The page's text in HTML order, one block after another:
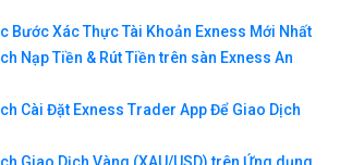
Bước Xác Thực Tài Khoản Exness Mới Nhất
Nạp Tiền & Rút Tiền trên sàn Exness An
Cài Đặt Exness Trader App Để Giao Dịch